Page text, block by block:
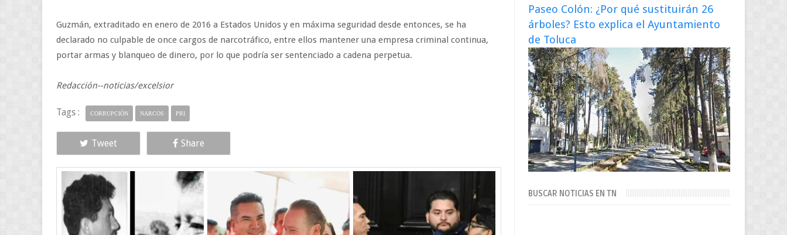
Guzmán, extraditado en enero de 2016 a Estados Unidos y en máxima seguridad desde entonces, se ha
declarado no culpable de once cargos de narcotráfico, entre ellos mantener una empresa criminal continua,
portar armas y blanqueo de dinero, por lo que podría ser sentenciado a cadena perpetua.
Redacción--noticias/excelsior
Tags : CORRUPCIÓN NARCOS PRI
Tweet Share
Paseo Colón: ¿Por qué sustituirán 26
árboles? Esto explica el Ayuntamiento
de Toluca
BUSCAR NOTICIAS EN TN